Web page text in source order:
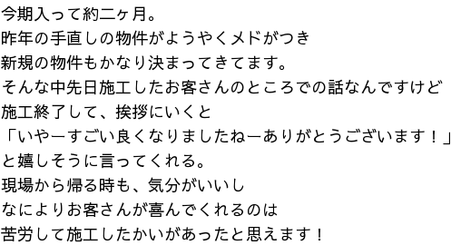
今期入って約二ヶ月。
昨年の手直しの物件がようやくメドがつき
新規の物件もかなり決まってきてます。
そんな中先日施工したお客さんのところでの話なんですけど
施工終了して、挨拶にいくと
「いやーすごい良くなりましたねーありがとうございます！」
と嬉しそうに言ってくれる。
現場から帰る時も、気分がいいし
なによりお客さんが喜んでくれるのは
苦労して施工したかいがあったと思えます！